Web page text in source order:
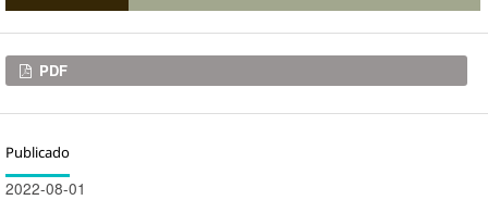
Descargas
PDF
Publicado
2022-08-01